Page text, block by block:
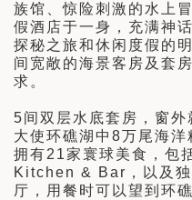
族馆、惊险刺激的水上
假酒店于一身，充满神
探秘之旅和休闲度假的
间宽敞的海景客房及套
求。
5间双层水底套房，窗
大使环礁湖中8万尾海洋
拥有21家寰球美食，包
Kitchen & Bar，以及独
厅，用餐时可以望到环